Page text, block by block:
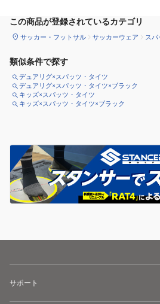
この商品が登録されているカテゴリ
サッカー・フットサル サッカーウェア スパ
類似条件で探す
デュアリグ×スパッツ・タイツ
デュアリグ×スパッツ・タイツ×ブラック
キッズ×スパッツ・タイツ
キッズ×スパッツ・タイツ×ブラック
サポート